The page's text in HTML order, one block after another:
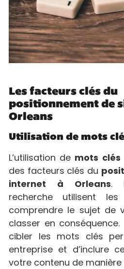
Les facteurs clés du
positionnement de
Orleans
Utilisation de mots
L’utilisation de mots
des facteurs clés du
internet à Orleans.
recherche utilisent
comprendre le sujet de
classer en
cibler les mots clés
entreprise et d’inclure
votre contenu de manière